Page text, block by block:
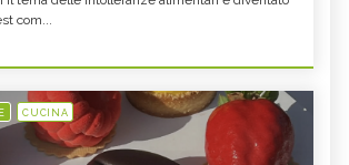
com...
CUCINA